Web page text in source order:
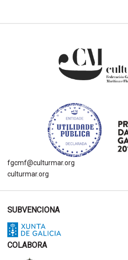
fgcmf@culturmar.org
culturmar.org
SUBVENCIONA
COLABORA